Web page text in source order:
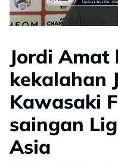
Jordi Amat
kekalahan
Kawasaki
saingan
Asia